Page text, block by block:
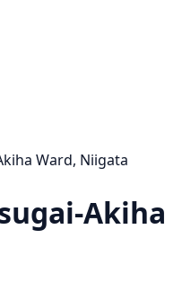
Ward, Niigata
Akiha